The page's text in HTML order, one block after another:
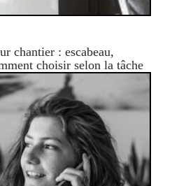
chantier : escabeau,
choisir selon la tâche